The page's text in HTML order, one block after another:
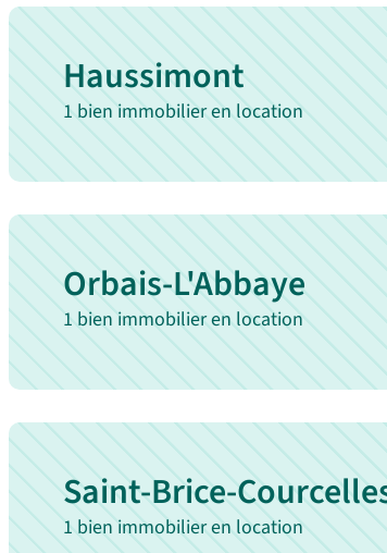
Haussimont
1 bien immobilier en location
Orbais-L'Abbaye
1 bien immobilier en location
Saint-Brice-
1 bien immobilier en location